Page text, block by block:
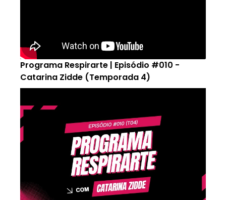
Programa Respirarte | Episódio #010 -
Catarina Zidde (Temporada 4)